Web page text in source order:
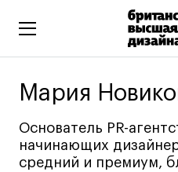
Высшее образование
Подготовительные
Бизнес и маркетинг
Мария
Основатель PR-
начинающих
средний и премиум,